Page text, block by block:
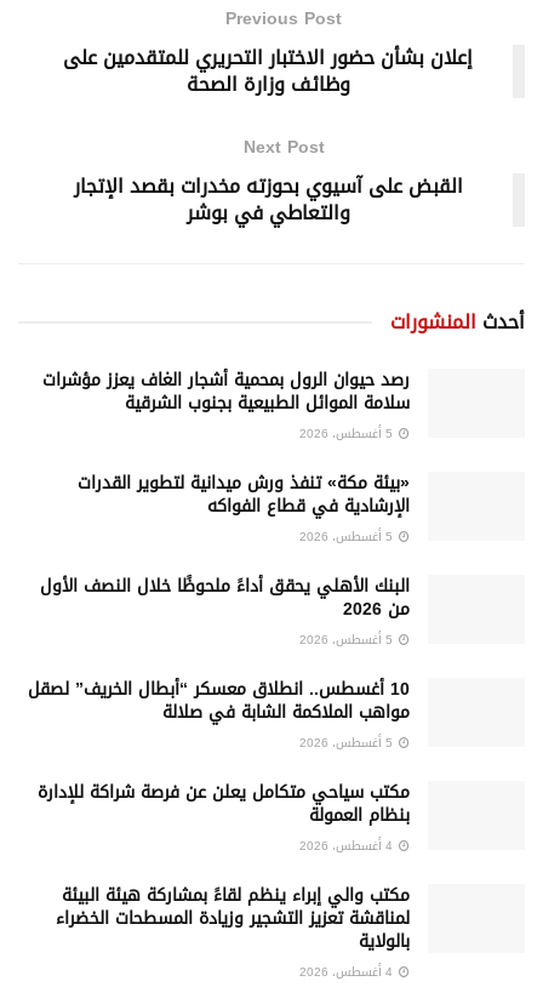
Previous Post
إعلان بشأن حضور الاختبار التحريري للمتقدمين على
وظائف وزارة الصحة
Next Post
القبض على آسيوي بحوزته مخدرات بقصد الإتجار
والتعاطي في بوشر
أحدث المنشورات
رصد حيوان الرول بمحمية أشجار الغاف يعزز مؤشرات
سلامة الموائل الطبيعية بجنوب الشرقية
«بيئة مكة» تنفذ ورش ميدانية لتطوير القدرات
الإرشادية في قطاع الفواكه
البنك الأهلي يحقق أداءً ملحوظًا خلال النصف الأول
من 2026
10 أغسطس.. انطلاق معسكر “أبطال الخريف” لصقل
مواهب الملاكمة الشابة في صلالة
‏مكتب سياحي متكامل يعلن عن فرصة شراكة للإدارة
بنظام العمولة
مكتب والي إبراء ينظم لقاءً بمشاركة هيئة البيئة
لمناقشة تعزيز التشجير وزيادة المسطحات الخضراء
بالولاية